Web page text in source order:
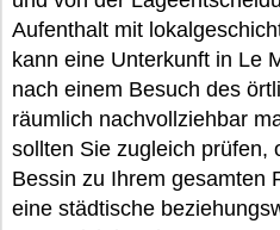
Aufenthalt mit
kann eine Unterkunft in Le
nach einem Besuch des
räumlich nachvollziehbar
sollten Sie zugleich prüfen,
Bessin zu Ihrem gesamten
eine städtische